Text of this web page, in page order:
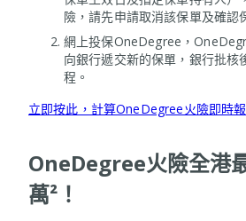
險，請先申請取消該保單及確認
網上投保OneDegree，
向銀行遞交新的保單，銀行批核
程。
立即按此，計算OneDegree火險即時
OneDegree火險全港
萬²！